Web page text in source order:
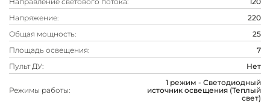
Напряжение:
220
Общая мощность:
25
Площадь освещения:
7
Пульт ДУ:
Нет
Режимы работы:
1 режим - Светодиодный
источник освещения (Теплый
свет)